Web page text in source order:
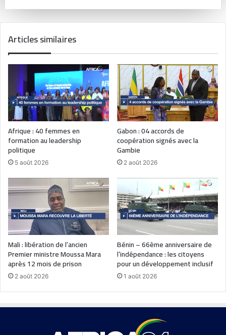
Articles similaires
Afrique : 40 femmes en
formation au leadership
politique
5 août 2026
Gabon : 04 accords de
coopération signés avec la
Gambie
2 août 2026
Mali : libération de l’ancien
Premier ministre Moussa Mara
après 12 mois de prison
2 août 2026
Bénin – 66ème anniversaire de
l’indépendance : les citoyens
pour un développement inclusif
1 août 2026